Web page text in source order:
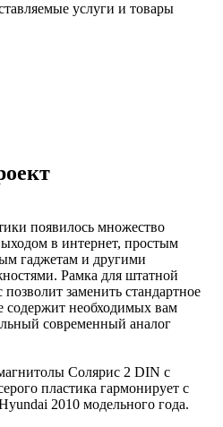
услуги и товары
появилось множество
в интернет, простым
гаджетам и другими
Рамка для штатной
заменить стандартное
содержит необходимых вам
современный аналог
Солярис 2 DIN с
пластика гармонирует с
2010 модельного года.